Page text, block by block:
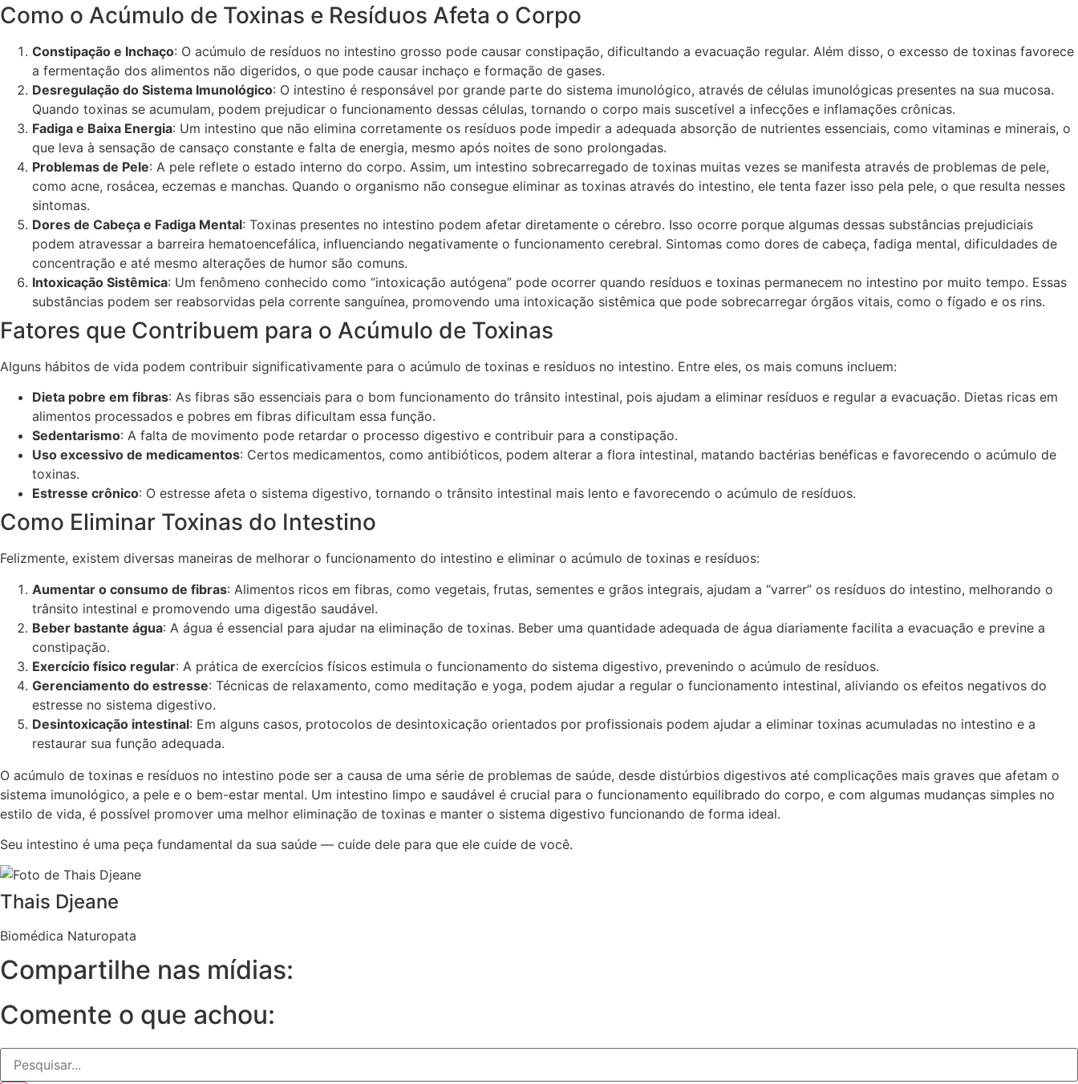
Como o Acúmulo de Toxinas e Resíduos Afeta o Corpo
Constipação e Inchaço: O acúmulo de resíduos no intestino grosso pode causar constipação, dificultando a evacuação regular. Além disso, o excesso de toxinas favorece
a fermentação dos alimentos não digeridos, o que pode causar inchaço e formação de gases.
Desregulação do Sistema Imunológico: O intestino é responsável por grande parte do sistema imunológico, através de células imunológicas presentes na sua mucosa.
Quando toxinas se acumulam, podem prejudicar o funcionamento dessas células, tornando o corpo mais suscetível a infecções e inflamações crônicas.
Fadiga e Baixa Energia: Um intestino que não elimina corretamente os resíduos pode impedir a adequada absorção de nutrientes essenciais, como vitaminas e minerais, o
que leva à sensação de cansaço constante e falta de energia, mesmo após noites de sono prolongadas.
Problemas de Pele: A pele reflete o estado interno do corpo. Assim, um intestino sobrecarregado de toxinas muitas vezes se manifesta através de problemas de pele,
como acne, rosácea, eczemas e manchas. Quando o organismo não consegue eliminar as toxinas através do intestino, ele tenta fazer isso pela pele, o que resulta nesses
sintomas.
Dores de Cabeça e Fadiga Mental: Toxinas presentes no intestino podem afetar diretamente o cérebro. Isso ocorre porque algumas dessas substâncias prejudiciais
podem atravessar a barreira hematoencefálica, influenciando negativamente o funcionamento cerebral. Sintomas como dores de cabeça, fadiga mental, dificuldades de
concentração e até mesmo alterações de humor são comuns.
Intoxicação Sistêmica: Um fenômeno conhecido como “intoxicação autógena” pode ocorrer quando resíduos e toxinas permanecem no intestino por muito tempo. Essas
substâncias podem ser reabsorvidas pela corrente sanguínea, promovendo uma intoxicação sistêmica que pode sobrecarregar órgãos vitais, como o fígado e os rins.
Fatores que Contribuem para o Acúmulo de Toxinas
Alguns hábitos de vida podem contribuir significativamente para o acúmulo de toxinas e resíduos no intestino. Entre eles, os mais comuns incluem:
Dieta pobre em fibras: As fibras são essenciais para o bom funcionamento do trânsito intestinal, pois ajudam a eliminar resíduos e regular a evacuação. Dietas ricas em
alimentos processados e pobres em fibras dificultam essa função.
Sedentarismo: A falta de movimento pode retardar o processo digestivo e contribuir para a constipação.
Uso excessivo de medicamentos: Certos medicamentos, como antibióticos, podem alterar a flora intestinal, matando bactérias benéficas e favorecendo o acúmulo de
toxinas.
Estresse crônico: O estresse afeta o sistema digestivo, tornando o trânsito intestinal mais lento e favorecendo o acúmulo de resíduos.
Como Eliminar Toxinas do Intestino
Felizmente, existem diversas maneiras de melhorar o funcionamento do intestino e eliminar o acúmulo de toxinas e resíduos:
Aumentar o consumo de fibras: Alimentos ricos em fibras, como vegetais, frutas, sementes e grãos integrais, ajudam a “varrer” os resíduos do intestino, melhorando o
trânsito intestinal e promovendo uma digestão saudável.
Beber bastante água: A água é essencial para ajudar na eliminação de toxinas. Beber uma quantidade adequada de água diariamente facilita a evacuação e previne a
constipação.
Exercício físico regular: A prática de exercícios físicos estimula o funcionamento do sistema digestivo, prevenindo o acúmulo de resíduos.
Gerenciamento do estresse: Técnicas de relaxamento, como meditação e yoga, podem ajudar a regular o funcionamento intestinal, aliviando os efeitos negativos do
estresse no sistema digestivo.
Desintoxicação intestinal: Em alguns casos, protocolos de desintoxicação orientados por profissionais podem ajudar a eliminar toxinas acumuladas no intestino e a
restaurar sua função adequada.
O acúmulo de toxinas e resíduos no intestino pode ser a causa de uma série de problemas de saúde, desde distúrbios digestivos até complicações mais graves que afetam o
sistema imunológico, a pele e o bem-estar mental. Um intestino limpo e saudável é crucial para o funcionamento equilibrado do corpo, e com algumas mudanças simples no
estilo de vida, é possível promover uma melhor eliminação de toxinas e manter o sistema digestivo funcionando de forma ideal.
Seu intestino é uma peça fundamental da sua saúde — cuide dele para que ele cuide de você.
Thais Djeane
Biomédica Naturopata
Compartilhe nas mídias:
Comente o que achou: